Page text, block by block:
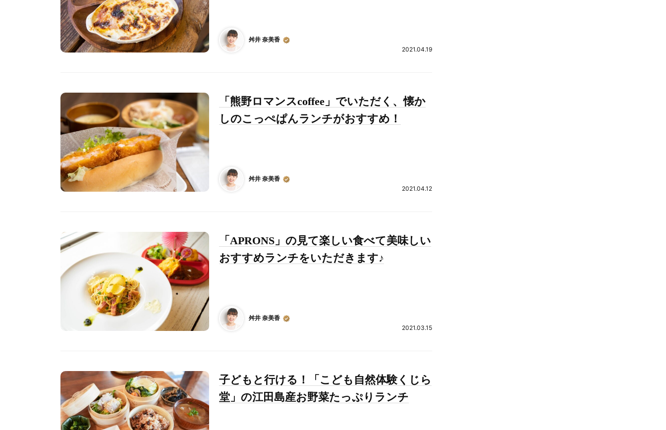
舛井 奈美香
2021.04.19
「熊野ロマンスcoffee」でいただく、懐か
しのこっぺぱんランチがおすすめ！
舛井 奈美香
2021.04.12
「APRONS」の見て楽しい食べて美味しい
おすすめランチをいただきます♪
舛井 奈美香
2021.03.15
子どもと行ける！「こども自然体験くじら
堂」の江田島産お野菜たっぷりランチ